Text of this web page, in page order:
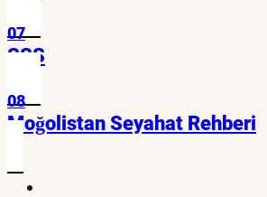
07
SSS
08
Moğolistan Seyahat Rehberi